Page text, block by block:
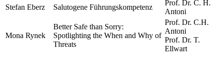
Stefan Eberz Salutogene Führungskompetenz
Prof. Dr. C. H.
Antoni
Mona Rynek
Better Safe than Sorry:
Spotlighting the When and Why of
Threats
Prof. Dr. C.H.
Antoni
Prof. Dr. T.
Ellwart